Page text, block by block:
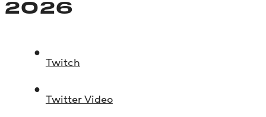
2026
Twitch
Twitter Video